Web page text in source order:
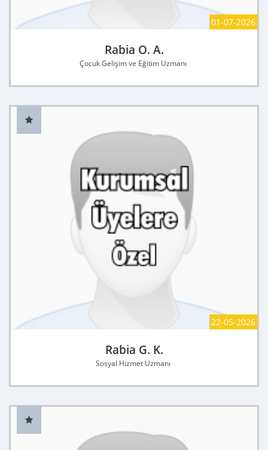
01-07-2026
Rabia O. A.
Çocuk Gelişim ve Eğitim Uzmanı
22-05-2026
Rabia G. K.
Sosyal Hizmet Uzmanı